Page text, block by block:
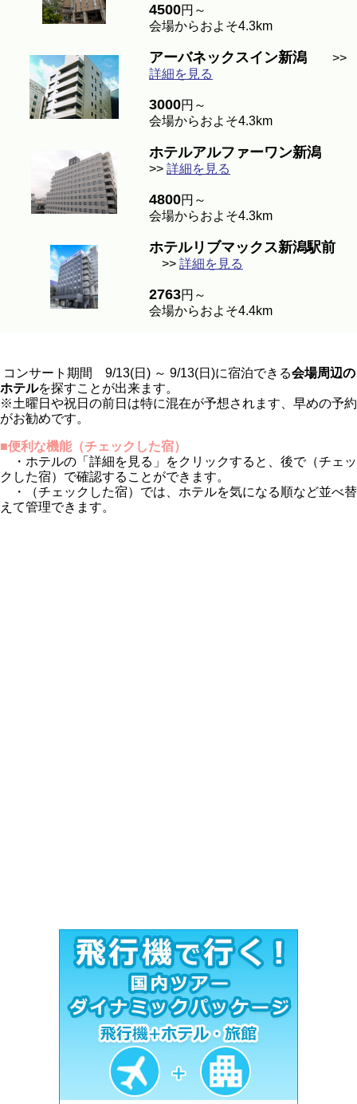
4500円～
会場からおよそ4.3km
アーバネックスイン新潟 >>
詳細を見る
3000円～
会場からおよそ4.3km
ホテルアルファーワン新潟
>> 詳細を見る
4800円～
会場からおよそ4.3km
ホテルリブマックス新潟駅前
>> 詳細を見る
2763円～
会場からおよそ4.4km
コンサート期間 9/13(日) ～ 9/13(日)に宿泊できる会場周辺の
ホテルを探すことが出来ます。
※土曜日や祝日の前日は特に混在が予想されます、早めの予約
がお勧めです。
■便利な機能（チェックした宿）
・ホテルの「詳細を見る」をクリックすると、後で（チェッ
クした宿）で確認することができます。
・（チェックした宿）では、ホテルを気になる順など並べ替
えて管理できます。